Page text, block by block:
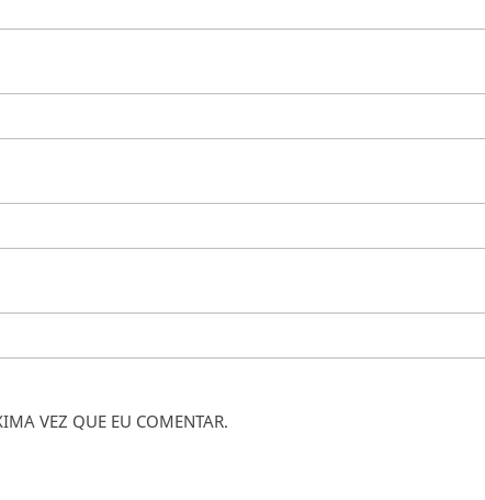
VEZ QUE EU COMENTAR.